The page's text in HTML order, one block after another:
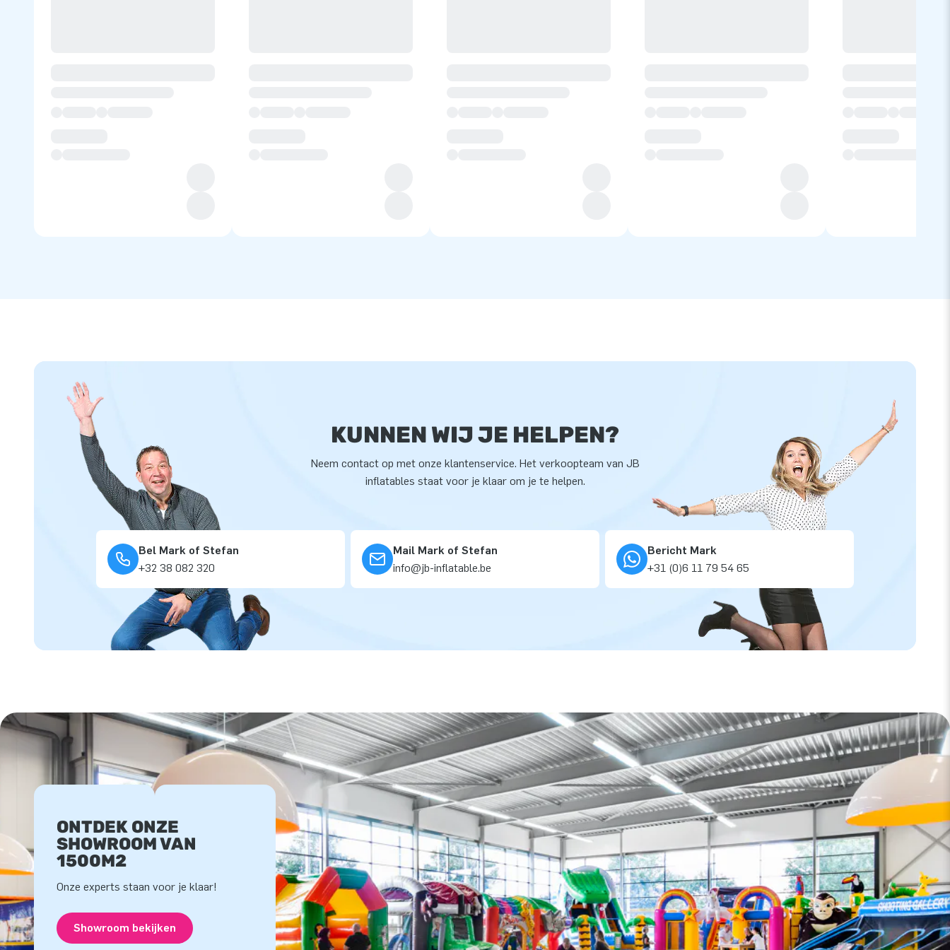
KUNNEN WIJ JE HELPEN?
Neem contact op met onze klantenservice. Het verkoopteam van JB
inflatables staat voor je klaar om je te helpen.
Bel Mark of Stefan
+32 38 082 320
Mail Mark of Stefan
info@jb-inflatable.be
Bericht Mark
+31 (0)6 11 79 54 65
ONTDEK ONZE
SHOWROOM VAN
1500M2
Onze experts staan voor je klaar!
Showroom bekijken